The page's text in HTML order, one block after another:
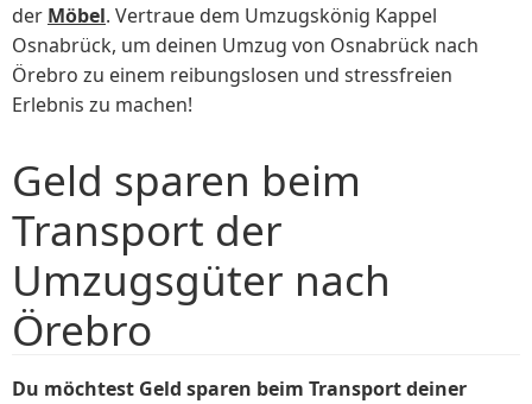
der Möbel. Vertraue dem Umzugskönig Kappel
Osnabrück, um deinen Umzug von Osnabrück nach
Örebro zu einem reibungslosen und stressfreien
Erlebnis zu machen!
Geld sparen beim
Transport der
Umzugsgüter nach
Örebro
Du möchtest Geld sparen beim Transport deiner